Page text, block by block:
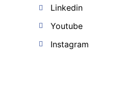
Linkedin
Youtube
Instagram